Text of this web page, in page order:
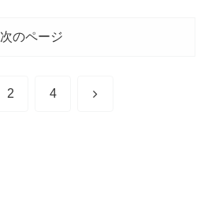
次のページ
2 4 次